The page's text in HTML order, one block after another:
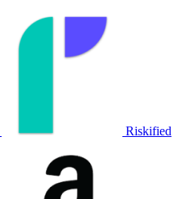
Riskified